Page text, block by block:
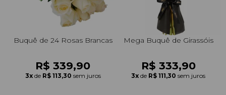
Buquê de 24 Rosas Brancas
R$ 339,90
3x de R$ 113,30 sem juros
Mega Buquê de Girassóis
R$ 333,90
3x de R$ 111,30 sem juros